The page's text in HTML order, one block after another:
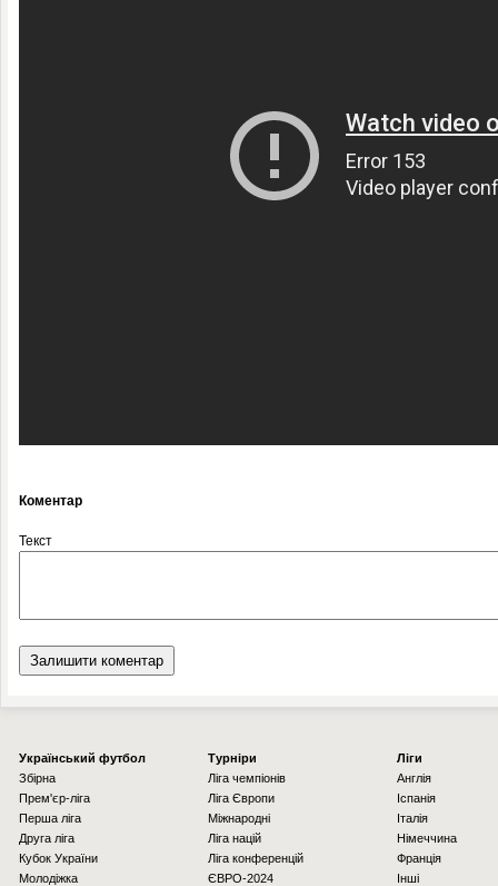
Коментар
Текст
Українcький футбол
Збірна
Прем'єр-ліга
Перша ліга
Друга ліга
Кубок України
Молодіжка
Турніри
Ліга чемпіонів
Ліга Європи
Міжнародні
Ліга націй
Ліга конференцій
ЄВРО-2024
Ліги
Англія
Іспанія
Італія
Німеччина
Франція
Інші